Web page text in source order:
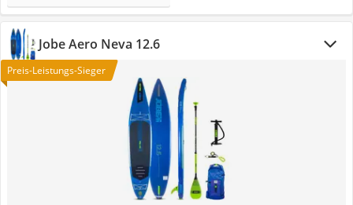
Jobe Aero Neva 12.6
Preis-Leistungs-Sieger